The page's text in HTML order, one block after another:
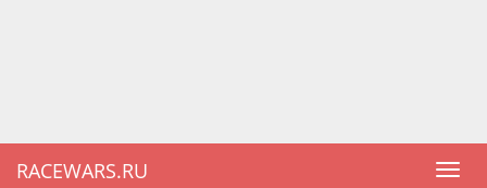
RACEWARS.RU